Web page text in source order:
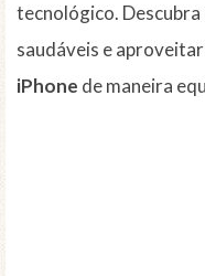
tecnológico.
saudáveis ​​e
iPhone de maneira